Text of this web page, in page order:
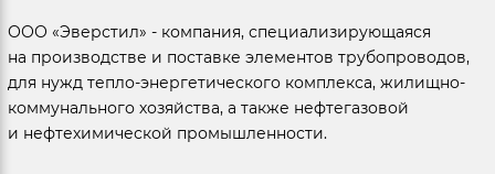
ООО «Эверстил» - компания, специализирующаяся
на производстве и поставке элементов трубопроводов,
для нужд тепло-энергетического комплекса, жилищно-
коммунального хозяйства, а также нефтегазовой
и нефтехимической промышленности.